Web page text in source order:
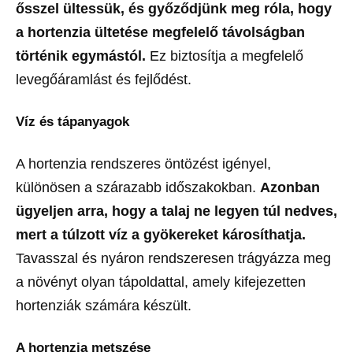
ősszel ültessük, és győződjünk meg róla, hogy
a hortenzia ültetése megfelelő távolságban
történik egymástól. Ez biztosítja a megfelelő
levegőáramlást és fejlődést.
Víz és tápanyagok
A hortenzia rendszeres öntözést igényel,
különösen a szárazabb időszakokban. Azonban
ügyeljen arra, hogy a talaj ne legyen túl nedves,
mert a túlzott víz a gyökereket károsíthatja.
Tavasszal és nyáron rendszeresen trágyázza meg
a növényt olyan tápoldattal, amely kifejezetten
hortenziák számára készült.
A hortenzia metszése